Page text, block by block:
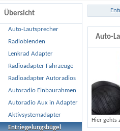
Aktivsystemadapter Entriegelungsbügel
Car Hifi Komplett
Übersicht
Auto-Lautsprecher
Radioblenden
Lenkrad Adapter
Radioadapter Fahrzeuge
Radioadapter Autoradios
Autoradio Einbaurahmen
Autoradio Aux in Adapter
Aktivsystemadapter
Entriegelungsbügel
Auto-
Hier gehts